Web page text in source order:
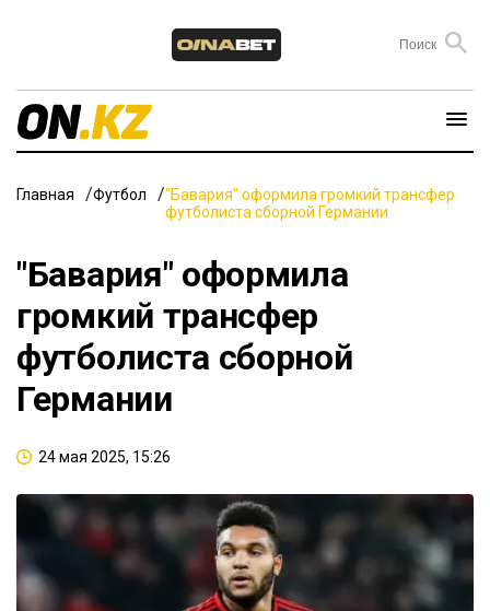
Главная Футбол
"Бавария" оформила громкий трансфер
футболиста сборной Германии
"Бавария" оформила
громкий трансфер
футболиста сборной
Германии
24 мая 2025, 15:26